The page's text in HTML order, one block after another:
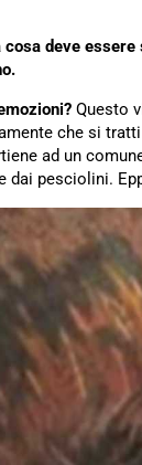
cosa deve
Questo
che si
ad un
dai pesciolini.